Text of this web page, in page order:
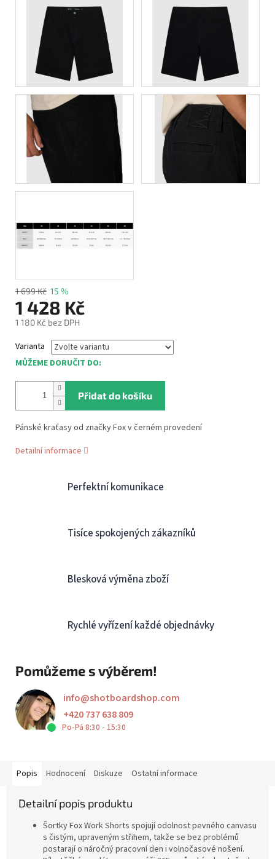
1 699 Kč 15 %
1 428 Kč
1 180 Kč bez DPH
cena:
Varianta
MŮŽEME DORUČIT DO:
Přidat do košíku
Pánské kraťasy od značky Fox v černém provedení
Detailní informace
Perfektní komunikace
Tisíce spokojených zákazníků
Blesková výměna zboží
Rychlé vyřízení každé objednávky
Pomůžeme s výběrem!
info@shotboardshop.com
+420 737 638 809
Po-Pá 8:30 - 15:30
Popis Hodnocení Diskuze Ostatní informace
Detailní popis produktu
Šortky Fox Work Shorts spojují odolnost pevného canvasu
s čistým, upraveným střihem, takže se bez problémů
postarají o náročný pracovní den i volnočasové nošení.